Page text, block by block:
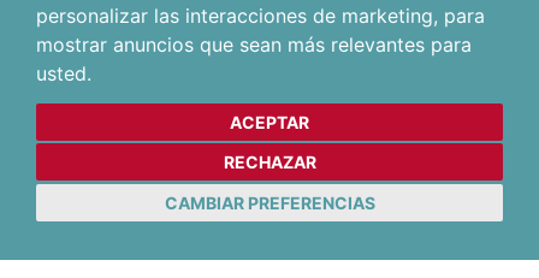
personalizar las interacciones de marketing, para
mostrar anuncios que sean más relevantes para
usted.
ACEPTAR
RECHAZAR
CAMBIAR PREFERENCIAS